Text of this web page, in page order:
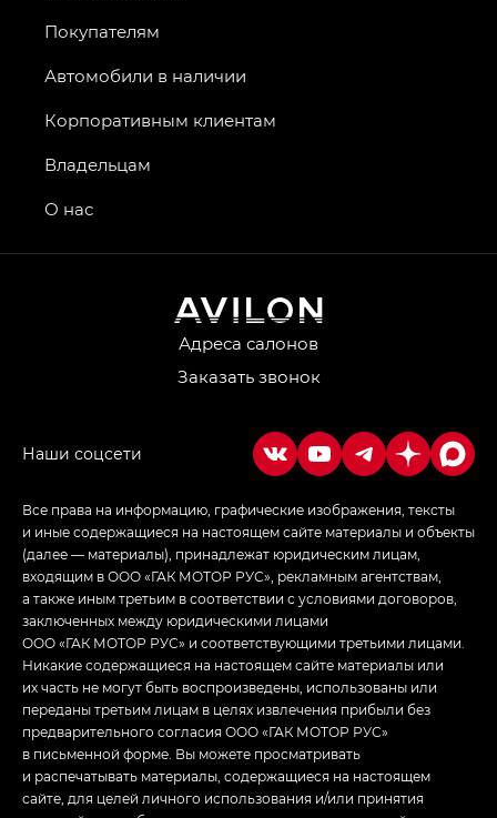
Адреса салонов
Заказать звонок
Покупателям
Автомобили в наличии
Корпоративным клиентам
Владельцам
О нас
Все права на информацию, графические изображения, тексты
и иные содержащиеся на настоящем сайте материалы и объекты
(далее — материалы), принадлежат юридическим лицам,
входящим в ООО «ГАК МОТОР РУС», рекламным агентствам,
а также иным третьим в соответствии с условиями договоров,
заключенных между юридическими лицами
ООО «ГАК МОТОР РУС» и соответствующими третьими лицами.
Никакие содержащиеся на настоящем сайте материалы или
их часть не могут быть воспроизведены, использованы или
переданы третьим лицам в целях извлечения прибыли без
предварительного согласия ООО «ГАК МОТОР РУС»
в письменной форме. Вы можете просматривать
и распечатывать материалы, содержащиеся на настоящем
сайте, для целей личного использования и/или принятия